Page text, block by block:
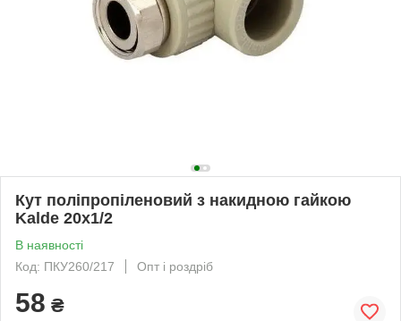
Кут поліпропіленовий з накидною гайкою
Kalde 20х1/2
В наявності
Код: ПКУ260/217
Опт і роздріб
58 ₴